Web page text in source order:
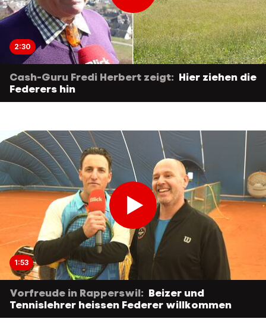
2:30
Cash-Guru Fredi Herbert zeigt: Hier ziehen die
Federers hin
1:53
Vorfreude in Rapperswil: Beizer und
Tennislehrer heissen Federer willkommen